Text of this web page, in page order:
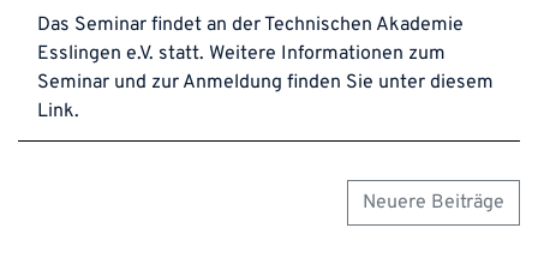
Das Seminar findet an derTechnischen Akademie
Esslingen e.V. statt. Weitere Informationen zum
Seminar und zur Anmeldung finden Sie unter diesem
Link.
Neuere Beiträge